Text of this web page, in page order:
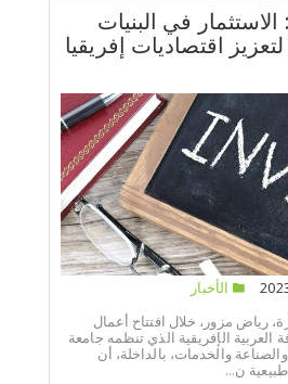
في البنيات
اقتصاديات إفريقيا
الأخبار
رياض مزور، خلال افتتاح أعمال
العربية الإفريقية الذي تنظمه جامعة
والخدمات، بالداخلة، أن
ن...